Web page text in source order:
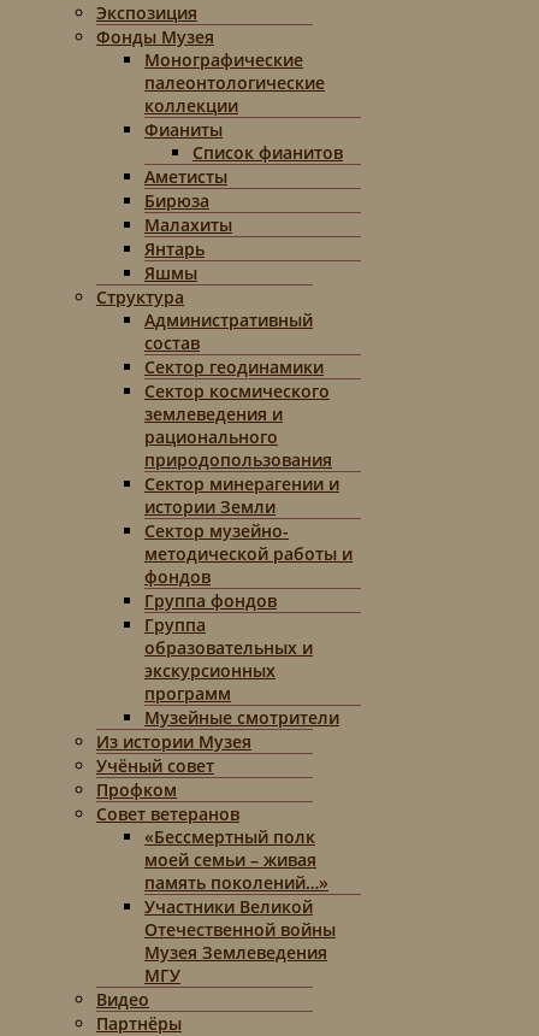
Экспозиция
Фонды Музея
Монографические
палеонтологические
коллекции
Фианиты
Список фианитов
Аметисты
Бирюза
Малахиты
Янтарь
Яшмы
Структура
Административный
состав
Сектор геодинамики
Сектор космического
землеведения и
рационального
природопользования
Сектор минерагении и
истории Земли
Сектор музейно-
методической работы и
фондов
Группа фондов
Группа
образовательных и
экскурсионных
программ
Музейные смотрители
Из истории Музея
Учёный совет
Профком
Совет ветеранов
«Бессмертный полк
моей семьи – живая
память поколений…»
Участники Великой
Отечественной войны
Музея Землеведения
МГУ
Видео
Партнёры